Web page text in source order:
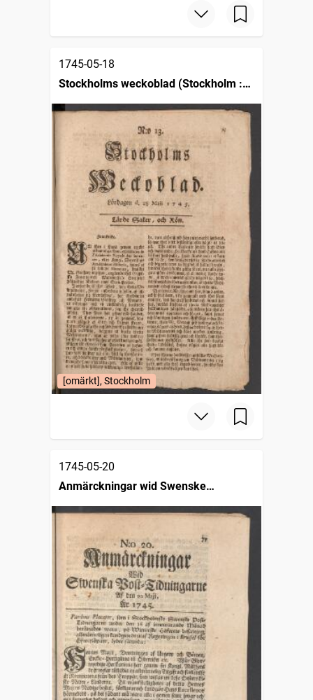
1745-05-18
Stockholms weckoblad (Stockholm :
[omärkt], Stockholm
1745-05-20
Anmärckningar wid Swenske
posttidningarne